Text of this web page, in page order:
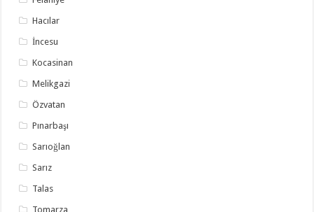
Hacılar
İncesu
Kocasinan
Melikgazi
Özvatan
Pınarbaşı
Sarıoğlan
Sarız
Talas
Tomarza